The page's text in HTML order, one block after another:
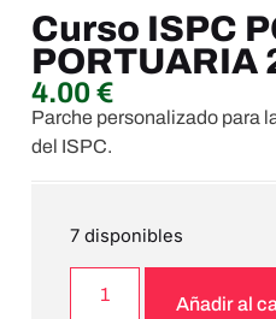
Curso ISPC
PORTUARIA
4.00€
Parche personalizado para
del ISPC.
7 disponibles
Añadir al